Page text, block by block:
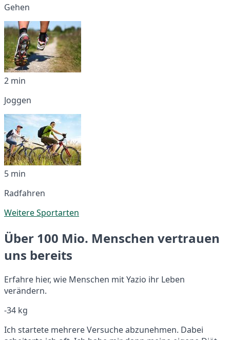
Gehen
2 min
Joggen
5 min
Radfahren
Weitere Sportarten
Über 100 Mio. Menschen vertrauen
uns bereits
Erfahre hier, wie Menschen mit Yazio ihr Leben
verändern.
-34 kg
Ich startete mehrere Versuche abzunehmen. Dabei